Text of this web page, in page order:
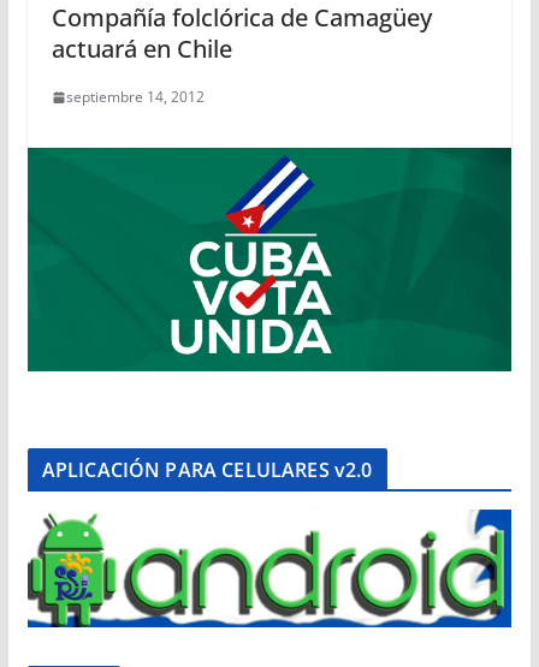
Compañía folclórica de Camagüey
actuará en Chile
septiembre 14, 2012
APLICACIÓN PARA CELULARES v2.0